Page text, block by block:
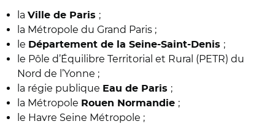
la Ville de Paris ;
la Métropole du Grand Paris ;
le Département de la Seine-Saint-Denis ;
le Pôle d’Équilibre Territorial et Rural (PETR) du
Nord de l’Yonne ;
la régie publique Eau de Paris ;
la Métropole Rouen Normandie ;
le Havre Seine Métropole ;